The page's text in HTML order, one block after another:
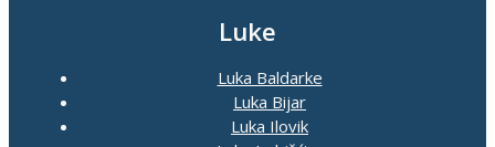
Luke
Luka Baldarke
Luka Bijar
Luka Ilovik